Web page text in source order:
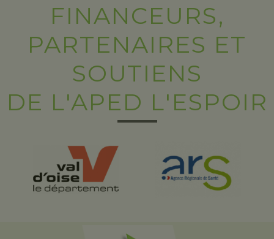
FINANCEURS,
PARTENAIRES ET
SOUTIENS
DE L'APED L'ESPOIR